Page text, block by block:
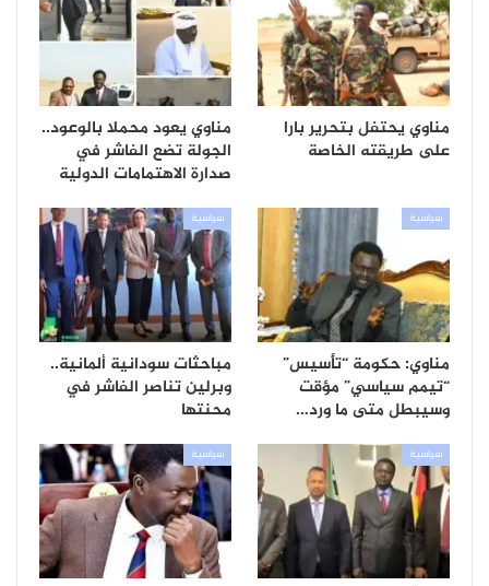
مناوي يحتفل بتحرير بارا
على طريقته الخاصة
مناوي يعود محملا بالوعود..
الجولة تضع الفاشر في
صدارة الاهتمامات الدولية
سياسية
مناوي: حكومة “تأسيس”
“تيمم سياسي” مؤقت
وسيبطل متى ما ورد…
سياسية
مباحثات سودانية ألمانية..
وبرلين تناصر الفاشر في
محنتها
سياسية سياسية